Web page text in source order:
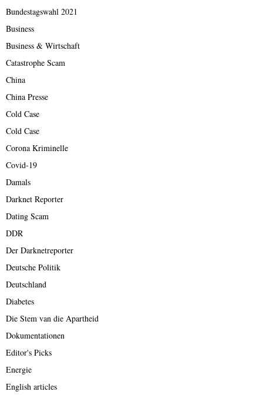
Bundestagswahl 2021
Business
Business & Wirtschaft
Catastrophe Scam
China
China Presse
Cold Case
Cold Case
Corona Kriminelle
Covid-19
Damals
Darknet Reporter
Dating Scam
DDR
Der Darknetreporter
Deutsche Politik
Deutschland
Diabetes
Die Stem van die Apartheid
Dokumentationen
Editor's Picks
Energie
English articles